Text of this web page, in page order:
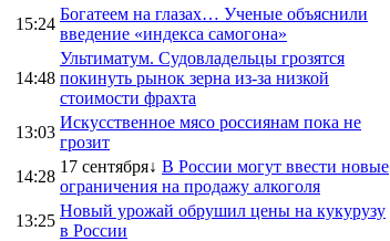
15:24
Богатеем на глазах… Ученые объяснили
введение «индекса самогона»
14:48
Ультиматум. Судовладельцы грозятся
покинуть рынок зерна из-за низкой
стоимости фрахта
13:03
Искусственное мясо россиянам пока не
грозит
14:28
17 сентября↓ В России могут ввести новые
ограничения на продажу алкоголя
13:25
Новый урожай обрушил цены на кукурузу
в России